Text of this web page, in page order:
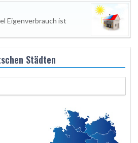
Eigenverbrauch ist
Städten